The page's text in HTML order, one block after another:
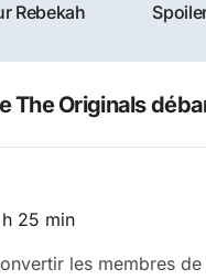
Rebekah
The Originals
25 min
les membres